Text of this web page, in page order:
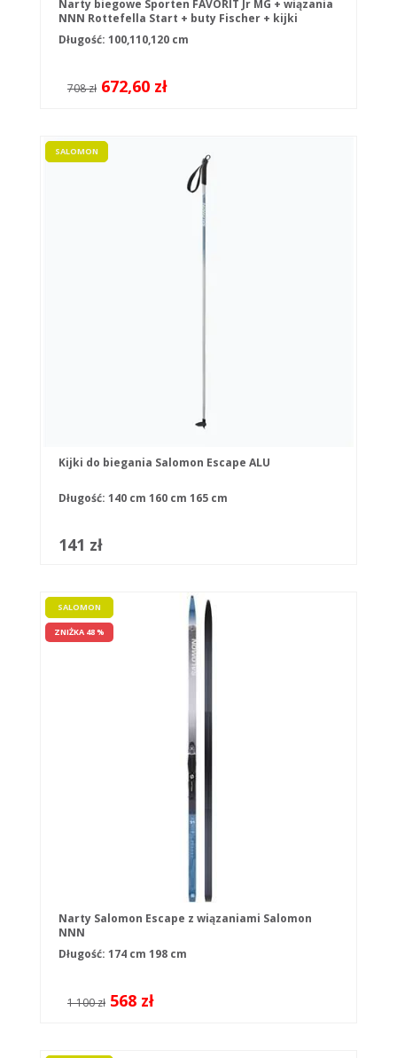
Narty biegowe Sporten FAVORIT Jr MG + wiązania
NNN Rottefella Start + buty Fischer + kijki
Długość: 100,110,120 cm
708 zł 672,60 zł
SALOMON
Kijki do biegania Salomon Escape ALU
Długość: 140 cm 160 cm 165 cm
141 zł
SALOMON
ZNIŻKA 48 %
Narty Salomon Escape z wiązaniami Salomon
NNN
Długość: 174 cm 198 cm
1 100 zł 568 zł